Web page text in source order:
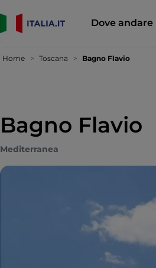
Dove andare
Home Toscana Bagno Flavio
Bagno Flavio
Mediterranea